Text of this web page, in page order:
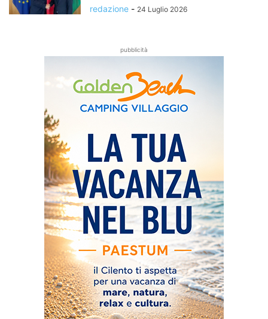
redazione - 24 Luglio 2026
pubblicità